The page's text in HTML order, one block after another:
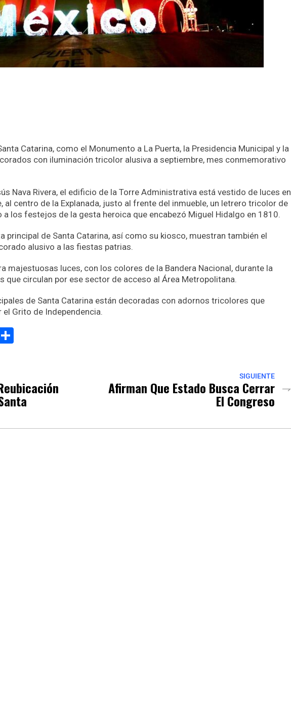
Catarina, como el Monumento a La Puerta, la Presidencia Municipal y la
con iluminación tricolor alusiva a septiembre, mes conmemorativo
Nava Rivera, el edificio de la Torre Administrativa está vestido de luces en
al centro de la Explanada, justo al frente del inmueble, un letrero tricolor de
a los festejos de la gesta heroica que encabezó Miguel Hidalgo en 1810.
principal de Santa Catarina, así como su kiosco, muestran también el
alusivo a las fiestas patrias.
majestuosas luces, con los colores de la Bandera Nacional, durante la
que circulan por ese sector de acceso al Área Metropolitana.
de Santa Catarina están decoradas con adornos tricolores que
Grito de Independencia.
SIGUIENTE
Afirman Que Estado Busca Cerrar
El Congreso